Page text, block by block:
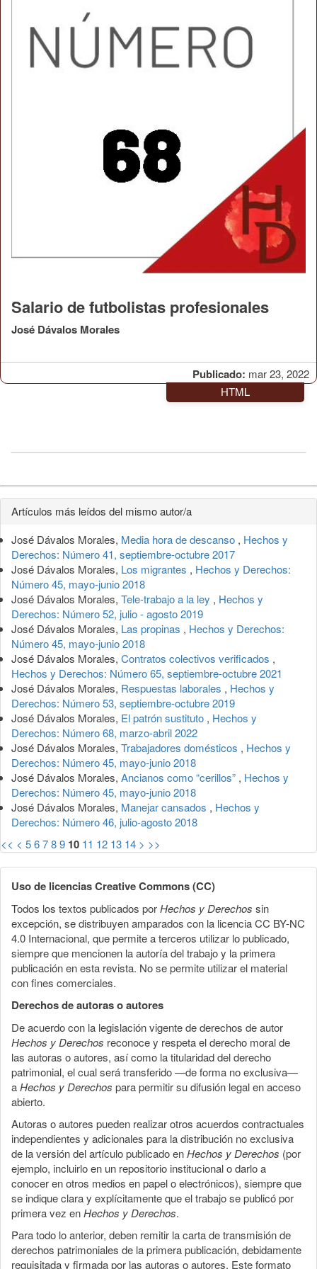
Publicado: mar 23, 2022
Salario de futbolistas profesionales
José Dávalos Morales
HTML
Detalles
del
artículo
Artículos más leídos del mismo autor/a
José Dávalos Morales, Media hora de descanso , Hechos y
Derechos: Número 41, septiembre-octubre 2017
José Dávalos Morales, Los migrantes , Hechos y Derechos:
Número 45, mayo-junio 2018
José Dávalos Morales, Tele-trabajo a la ley , Hechos y
Derechos: Número 52, julio - agosto 2019
José Dávalos Morales, Las propinas , Hechos y Derechos:
Número 45, mayo-junio 2018
José Dávalos Morales, Contratos colectivos verificados ,
Hechos y Derechos: Número 65, septiembre-octubre 2021
José Dávalos Morales, Respuestas laborales , Hechos y
Derechos: Número 53, septiembre-octubre 2019
José Dávalos Morales, El patrón sustituto , Hechos y
Derechos: Número 68, marzo-abril 2022
José Dávalos Morales, Trabajadores domésticos , Hechos y
Derechos: Número 45, mayo-junio 2018
José Dávalos Morales, Ancianos como “cerillos” , Hechos y
Derechos: Número 45, mayo-junio 2018
José Dávalos Morales, Manejar cansados , Hechos y
Derechos: Número 46, julio-agosto 2018
<< < 56789 10 11 12 13 14 > >>
Uso de licencias Creative Commons (CC)
Todos los textos publicados porHechos y Derechos sin
excepción, se distribuyen amparados con la licencia CC BY-NC
4.0 Internacional, que permite a terceros utilizar lo publicado,
siempre que mencionen la autoría del trabajo y la primera
publicación en esta revista. No se permite utilizar el material
con fines comerciales.
Derechos de autoras o autores
De acuerdo con la legislación vigente de derechos de autor
Hechos y Derechos reconoce y respeta el derecho moral de
las autoras o autores, así como la titularidad del derecho
patrimonial, el cual será transferido —de forma no exclusiva—
aHechos y Derechos para permitir su difusión legal en acceso
abierto.
Autoras o autores pueden realizar otros acuerdos contractuales
independientes y adicionales para la distribución no exclusiva
de la versión del artículo publicado enHechos y Derechos (por
ejemplo, incluirlo en un repositorio institucional o darlo a
conocer en otros medios en papel o electrónicos), siempre que
se indique clara y explícitamente que el trabajo se publicó por
primera vez enHechos y Derechos.
Para todo lo anterior, deben remitir la carta de transmisión de
derechos patrimoniales de la primera publicación, debidamente
requisitada y firmada por las autoras o autores. Este formato